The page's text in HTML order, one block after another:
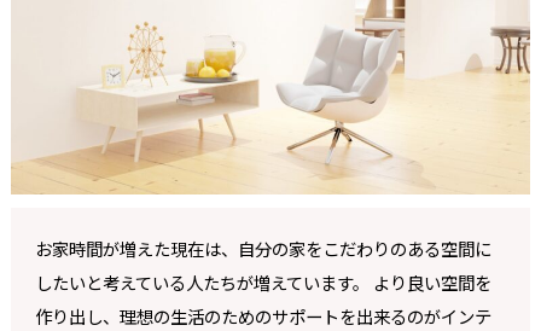
お家時間が増えた現在は、自分の家をこだわりのある空間に
したいと考えている人たちが増えています。 より良い空間を
作り出し、理想の生活のためのサポートを出来るのがインテ